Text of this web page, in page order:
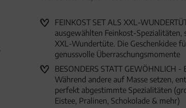
FEINKOST SET ALS XXL-
ausgewählten Feinkost-
XXL-Wundertüte. Die Geschenkidee
genussvolle Überraschungsmomente
BESONDERS STATT GEWÖHNLICH
Während andere auf Masse setzen,
perfekt abgestimmte Spezialitäten
Eistee, Pralinen, Schokolade & mehr)